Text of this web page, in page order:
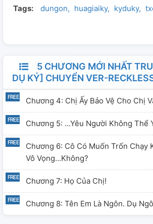
Tags: dungon huagiaiky kyduky
5 CHƯƠNG MỚI NHẤT
DỤ KÝ] CHUYỂN VER-
Chương 4: Chị Ấy Bảo Vệ Cho Chị
Chương 5: ...Yêu Người Không Thể
Chương 6: Cô Có Muốn Trốn Chạy
Vô Vọng...không?
Chương 7: Họ Của Chị!
Chương 8: Tên Em Là Ngôn. Dụ